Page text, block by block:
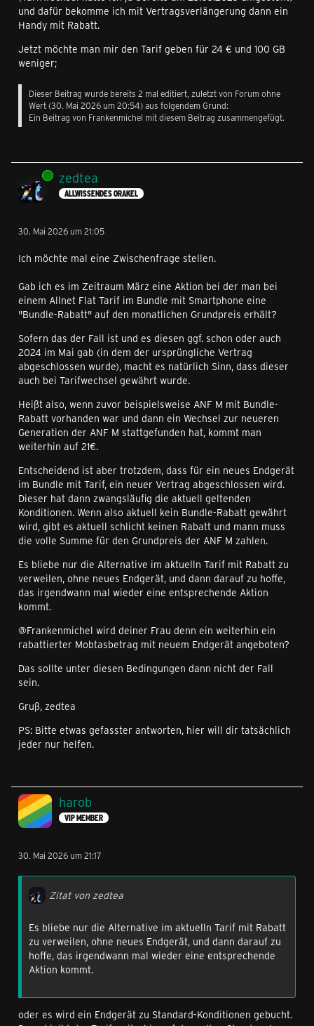
und dafür bekomme ich mit Vertragsverlängerung dann ein
Handy mit Rabatt.
Jetzt möchte man mir den Tarif geben für 24 € und 100 GB
weniger;
Dieser Beitrag wurde bereits 2 mal editiert, zuletzt von Forum ohne
Wert (30. Mai 2026 um 20:54) aus folgendem Grund:
Ein Beitrag von Frankenmichel mit diesem Beitrag zusammengefügt.
zedtea
ALLWISSENDES ORAKEL
30. Mai 2026 um 21:05
Ich möchte mal eine Zwischenfrage stellen.
Gab ich es im Zeitraum März eine Aktion bei der man bei
einem Allnet Flat Tarif im Bundle mit Smartphone eine
"Bundle-Rabatt" auf den monatlichen Grundpreis erhält?
Sofern das der Fall ist und es diesen ggf. schon oder auch
2024 im Mai gab (in dem der ursprüngliche Vertrag
abgeschlossen wurde), macht es natürlich Sinn, dass dieser
auch bei Tarifwechsel gewährt wurde.
Heißt also, wenn zuvor beispielsweise ANF M mit Bundle-
Rabatt vorhanden war und dann ein Wechsel zur neueren
Generation der ANF M stattgefunden hat, kommt man
weiterhin auf 21€.
Entscheidend ist aber trotzdem, dass für ein neues Endgerät
im Bundle mit Tarif, ein neuer Vertrag abgeschlossen wird.
Dieser hat dann zwangsläufig die aktuell geltenden
Konditionen. Wenn also aktuell kein Bundle-Rabatt gewährt
wird, gibt es aktuell schlicht keinen Rabatt und mann muss
die volle Summe für den Grundpreis der ANF M zahlen.
Es bliebe nur die Alternative im aktuelln Tarif mit Rabatt zu
verweilen, ohne neues Endgerät, und dann darauf zu hoffe,
das irgendwann mal wieder eine entsprechende Aktion
kommt.
@Frankenmichel wird deiner Frau denn ein weiterhin ein
rabattierter Mobtasbetrag mit neuem Endgerät angeboten?
Das sollte unter diesen Bedingungen dann nicht der Fall
sein.
Gruß, zedtea
PS: Bitte etwas gefasster antworten, hier will dir tatsächlich
jeder nur helfen.
harob
VIP MEMBER
30. Mai 2026 um 21:17
Zitat von zedtea
Es bliebe nur die Alternative im aktuelln Tarif mit Rabatt
zu verweilen, ohne neues Endgerät, und dann darauf zu
hoffe, das irgendwann mal wieder eine entsprechende
Aktion kommt.
oder es wird ein Endgerät zu Standard-Konditionen gebucht.